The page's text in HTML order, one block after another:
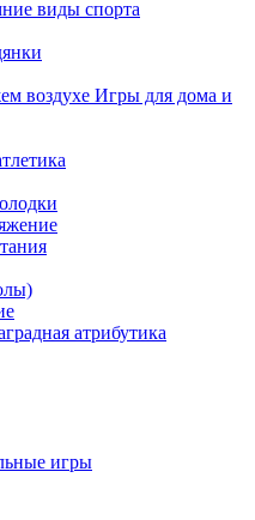
виды спорта
Игры для дома и
атрибутика
игры